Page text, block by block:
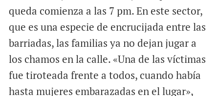
queda comienza a las 7 pm. En este sector,
que es una especie de encrucijada entre las
barriadas, las familias ya no dejan jugar a
los chamos en la calle. «Una de las víctimas
fue tiroteada frente a todos, cuando había
hasta mujeres embarazadas en el lugar»,